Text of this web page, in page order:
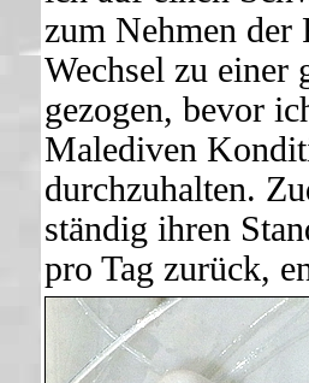
zum Nehmen der
Wechsel zu einer
gezogen, bevor
Malediven
durchzuhalten.
ständig ihren
pro Tag zurück,